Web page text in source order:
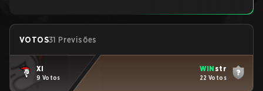
VOTOS31 Previsões
XI
9 Votos
WIN str
22 Votos